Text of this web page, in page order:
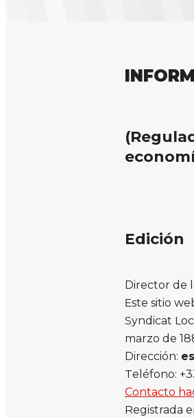
Edición
Director de
Este sitio
Syndicat
marzo de
Dirección:
Teléfono:
Contacto
Registrada